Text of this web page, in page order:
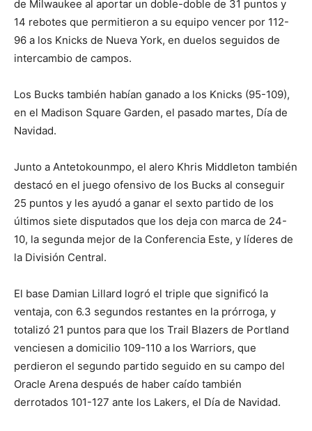
de Milwaukee al aportar un doble-doble de 31 puntos y
14 rebotes que permitieron a su equipo vencer por 112-
96 a los Knicks de Nueva York, en duelos seguidos de
intercambio de campos.
Los Bucks también habían ganado a los Knicks (95-109),
en el Madison Square Garden, el pasado martes, Día de
Navidad.
Junto a Antetokounmpo, el alero Khris Middleton también
destacó en el juego ofensivo de los Bucks al conseguir
25 puntos y les ayudó a ganar el sexto partido de los
últimos siete disputados que los deja con marca de 24-
10, la segunda mejor de la Conferencia Este, y líderes de
la División Central.
El base Damian Lillard logró el triple que significó la
ventaja, con 6.3 segundos restantes en la prórroga, y
totalizó 21 puntos para que los Trail Blazers de Portland
venciesen a domicilio 109-110 a los Warriors, que
perdieron el segundo partido seguido en su campo del
Oracle Arena después de haber caído también
derrotados 101-127 ante los Lakers, el Día de Navidad.